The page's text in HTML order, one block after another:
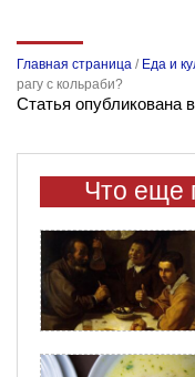
Главная страница / Еда и
рагу с кольраби?
Статья опубликована в
Что еще